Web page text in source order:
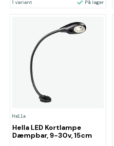
1 variant På lager
Hella
Hella LED Kortlampe
Dæmpbar, 9-30v, 15cm